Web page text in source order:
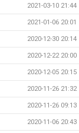
2021-03-10 21:44
2021-01-06 20:01
2020-12-30 20:14
2020-12-22 20:00
2020-12-05 20:15
2020-11-26 21:32
2020-11-26 09:13
2020-11-06 20:43